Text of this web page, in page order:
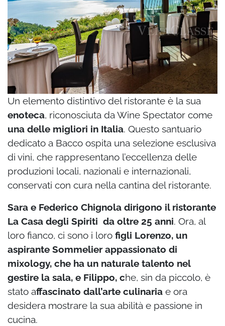
Un elemento distintivo del ristorante è la sua
enoteca, riconosciuta da Wine Spectator come
una delle migliori in Italia. Questo santuario
dedicato a Bacco ospita una selezione esclusiva
di vini, che rappresentano l’eccellenza delle
produzioni locali, nazionali e internazionali,
conservati con cura nella cantina del ristorante.
Sara e Federico Chignola dirigono il ristorante
La Casa degli Spiriti da oltre 25 anni. Ora, al
loro fianco, ci sono i loro figli Lorenzo, un
aspirante Sommelier appassionato di
mixology, che ha un naturale talento nel
gestire la sala, e Filippo, che, sin da piccolo, è
stato affascinato dall’arte culinaria e ora
desidera mostrare la sua abilità e passione in
cucina.